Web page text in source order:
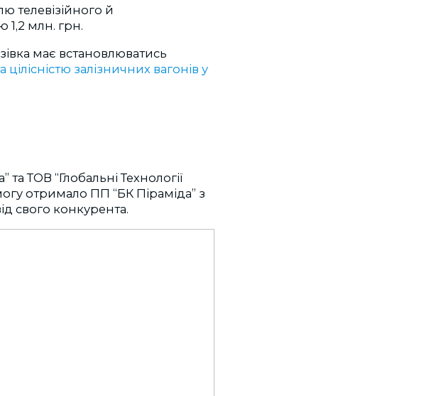
телевізійного й
1,2 млн. грн.
має встановлюватись
залізничних вагонів у
ТОВ “Глобальні Технології
отримало ПП “БК Піраміда” з
свого конкурента.